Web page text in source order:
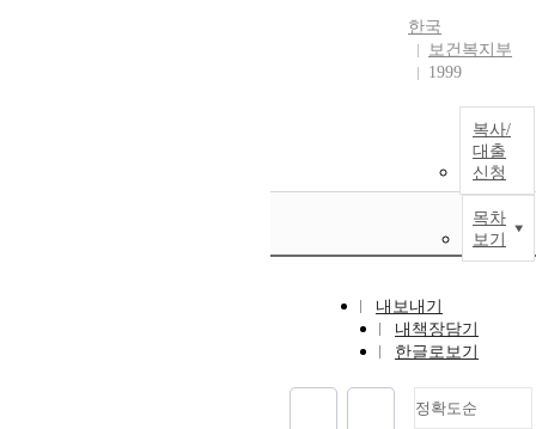
한국
보건복지부
1999
복사/
대출
신청
목차
보기
내보내기
내책장담기
한글로보기
정확도순